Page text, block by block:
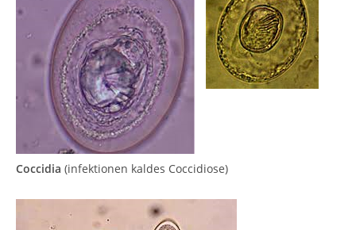
Coccidia (infektionen kaldes Coccidiose)